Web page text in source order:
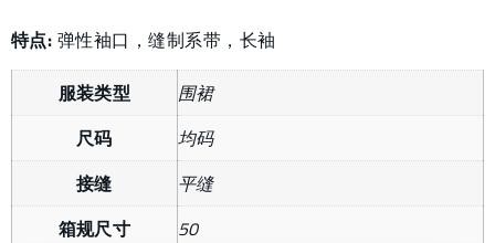
特点: 弹性袖口，缝制系带，长袖
服装类型
围裙
尺码
均码
接缝
平缝
箱规尺寸
50